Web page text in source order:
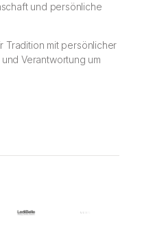
und persönliche
Tradition mit persönlicher
Verantwortung um